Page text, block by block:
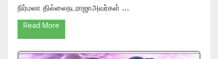
நிர்மலா தில்லைநடராஜாஅவர்கள் …
Read More